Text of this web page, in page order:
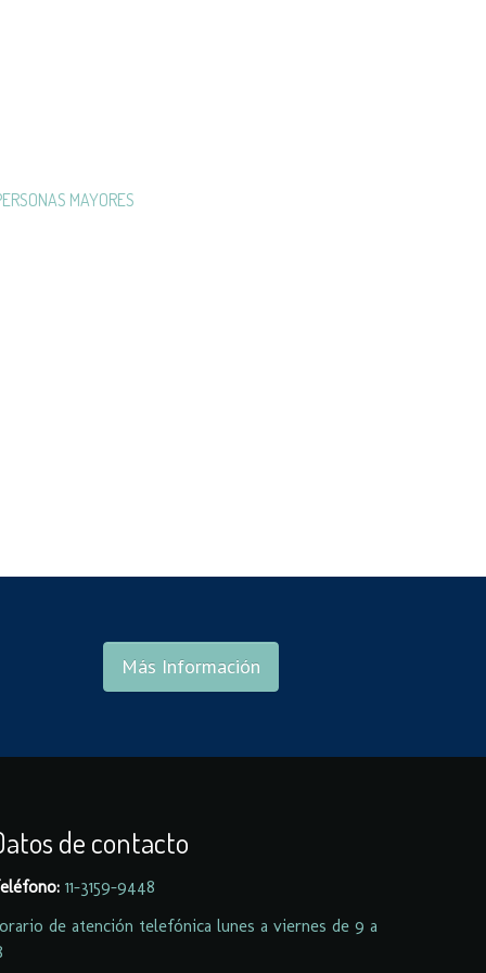
MAYORES
Más Información
de contacto
11-3159-9448
de atención telefónica lunes a viernes de 9 a